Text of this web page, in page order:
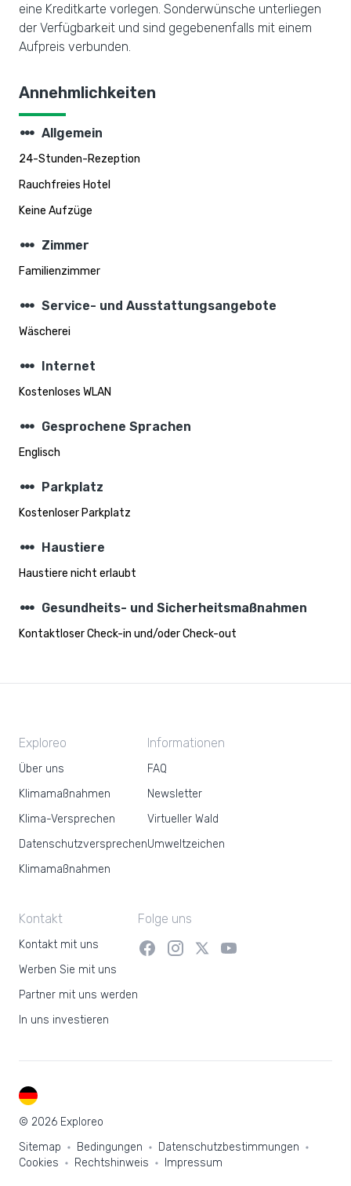
eine Kreditkarte vorlegen. Sonderwünsche unterliegen
der Verfügbarkeit und sind gegebenenfalls mit einem
Aufpreis verbunden.
Annehmlichkeiten
steppers Allgemein
24-Stunden-Rezeption
Rauchfreies Hotel
Keine Aufzüge
steppers Zimmer
Familienzimmer
steppers Service- und Ausstattungsangebote
Wäscherei
steppers Internet
Kostenloses WLAN
steppers Gesprochene Sprachen
Englisch
steppers Parkplatz
Kostenloser Parkplatz
steppers Haustiere
Haustiere nicht erlaubt
steppers Gesundheits- und Sicherheitsmaßnahmen
Kontaktloser Check-in und/oder Check-out
Exploreo
Über uns
Klimamaßnahmen
Klima-Versprechen
Datenschutzversprechen
Klimamaßnahmen
Informationen
FAQ
Newsletter
Virtueller Wald
Umweltzeichen
Kontakt
Kontakt mit uns
Werben Sie mit uns
Partner mit uns werden
In uns investieren
Folge uns
© 2026 Exploreo
Sitemap
Bedingungen
Datenschutzbestimmungen
Cookies
Rechtshinweis Impressum